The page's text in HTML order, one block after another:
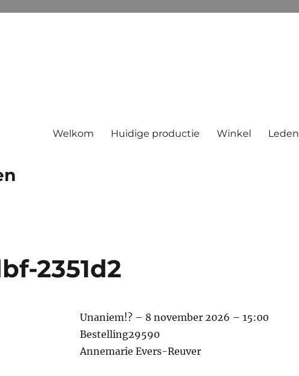
Welkom Huidige productie Winkel Leden
2351d2
Unaniem!? – 8 november 2026 – 15:00
Bestelling29590
Annemarie Evers-Reuver